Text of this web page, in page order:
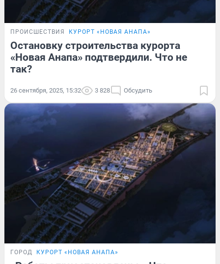
ПРОИСШЕСТВИЯ КУРОРТ «НОВАЯ АНАПА»
Остановку строительства курорта
«Новая Анапа» подтвердили. Что не
так?
26 сентября, 2025, 15:32 3 828 Обсудить
ГОРОД КУРОРТ «НОВАЯ АНАПА»